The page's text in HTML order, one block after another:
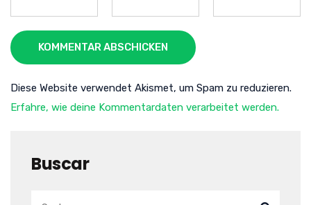
KOMMENTAR ABSCHICKEN
Diese Website verwendet Akismet, um Spam zu reduzieren.
Erfahre, wie deine Kommentardaten verarbeitet werden.
Buscar